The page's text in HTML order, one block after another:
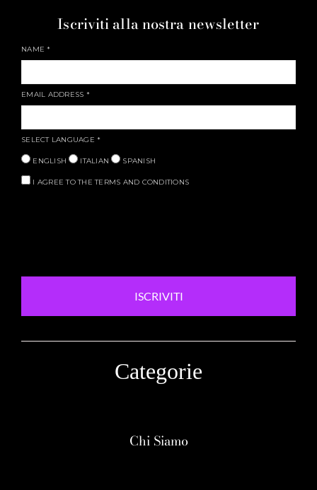
Iscriviti alla nostra newsletter
NAME*
EMAIL ADDRESS *
SELECT LANGUAGE *
ENGLISH ITALIAN SPANISH
I AGREE TO THE TERMS AND CONDITIONS
ISCRIVITI
Categorie
Chi Siamo